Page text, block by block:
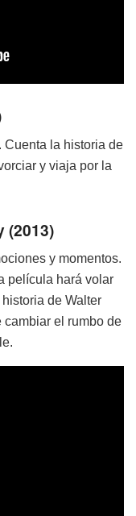
Cuenta la historia de
y viaja por la
(2013)
y momentos.
película hará volar
de Walter
cambiar el rumbo de